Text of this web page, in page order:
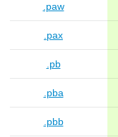
.paw
.pax
.pb
.pba
.pbb